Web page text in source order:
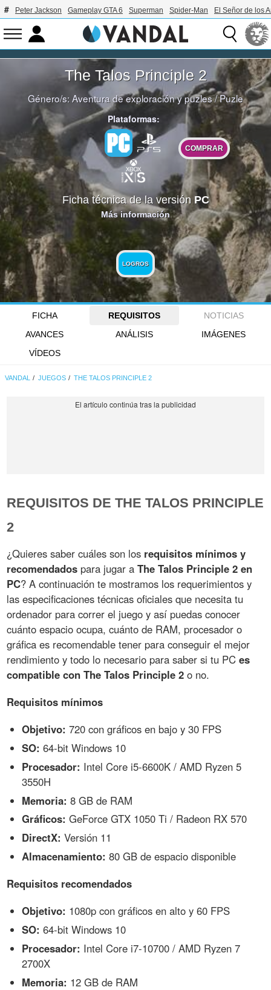
Peter Jackson Gameplay GTA 6 Superman Spider-Man El Señor de los
The Talos Principle 2
Género/s:Aventura de exploración y puzles/Puzle
Plataformas:
COMPRAR
Ficha técnica de la versión PC
Más información
LOGROS
FICHA REQUISITOS
NOTICIAS
AVANCES
ANÁLISIS
IMÁGENES
VÍDEOS
VANDAL JUEGOS THE TALOS PRINCIPLE 2
REQUISITOS DE THE TALOS PRINCIPLE
2
¿Quieres saber cuáles son los requisitos mínimos y
recomendados para jugar aThe Talos Principle 2 en
PC? A continuación te mostramos los requerimientos y
las especificaciones técnicas oficiales que necesita tu
ordenador para correr el juego y así puedas conocer
cuánto espacio ocupa, cuánto de RAM, procesador o
gráfica es recomendable tener para conseguir el mejor
rendimiento y todo lo necesario para saber si tu PCes
compatible con The Talos Principle 2 o no.
Requisitos mínimos
Objetivo: 720 con gráficos en bajo y 30 FPS
SO: 64-bit Windows 10
Procesador: Intel Core i5-6600K / AMD Ryzen 5
3550H
Memoria: 8 GB de RAM
Gráficos: GeForce GTX 1050 Ti / Radeon RX 570
DirectX: Versión 11
Almacenamiento: 80 GB de espacio disponible
Requisitos recomendados
Objetivo: 1080p con gráficos en alto y 60 FPS
SO: 64-bit Windows 10
Procesador: Intel Core i7-10700 / AMD Ryzen 7
2700X
Memoria: 12 GB de RAM